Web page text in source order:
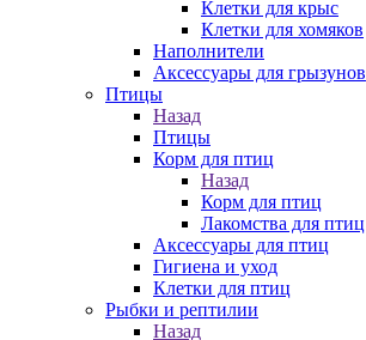
Клетки для крыс
Клетки для хомяков
Наполнители
Аксессуары для грызунов
Птицы
Назад
Птицы
Корм для птиц
Назад
Корм для птиц
Лакомства для птиц
Аксессуары для птиц
Гигиена и уход
Клетки для птиц
Рыбки и рептилии
Назад